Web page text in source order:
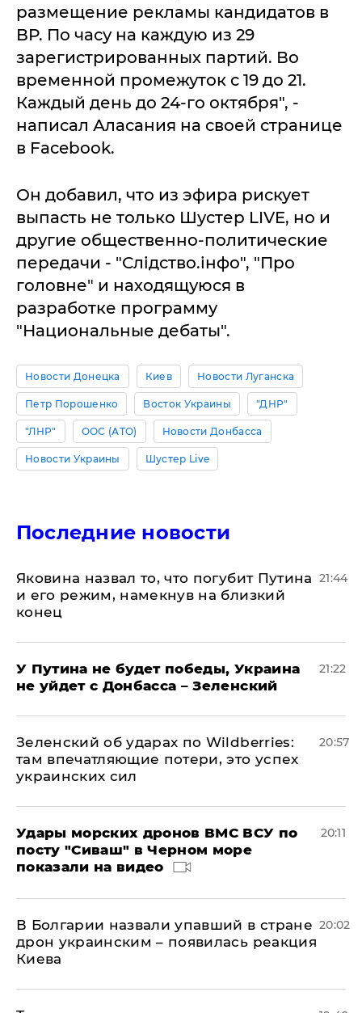
размещение рекламы кандидатов в
ВР. По часу на каждую из 29
зарегистрированных партий. Во
временной промежуток с 19 до 21.
Каждый день до 24-го октября", -
написал Аласания на своей странице
в Facebook.
Он добавил, что из эфира рискует
выпасть не только Шустер LIVE, но и
другие общественно-политические
передачи - "Слiдство.інфо", "Про
головне" и находящуюся в
разработке программу
"Национальные дебаты".
Новости Донецка Киев Новости Луганска
Петр Порошенко Восток Украины "ДНР"
"ЛНР" ООС (АТО) Новости Донбасса
Новости Украины Шустер Live
Последние новости
Яковина назвал то, что погубит Путина
и его режим, намекнув на близкий
конец
21:44
У Путина не будет победы, Украина
не уйдет с Донбасса – Зеленский
21:22
Зеленский об ударах по Wildberries:
там впечатляющие потери, это успех
украинских сил
20:57
Удары морских дронов ВМС ВСУ по
посту "Сиваш" в Черном море
показали на видео
20:11
В Болгарии назвали упавший в стране
дрон украинским – появилась реакция
Киева
20:02